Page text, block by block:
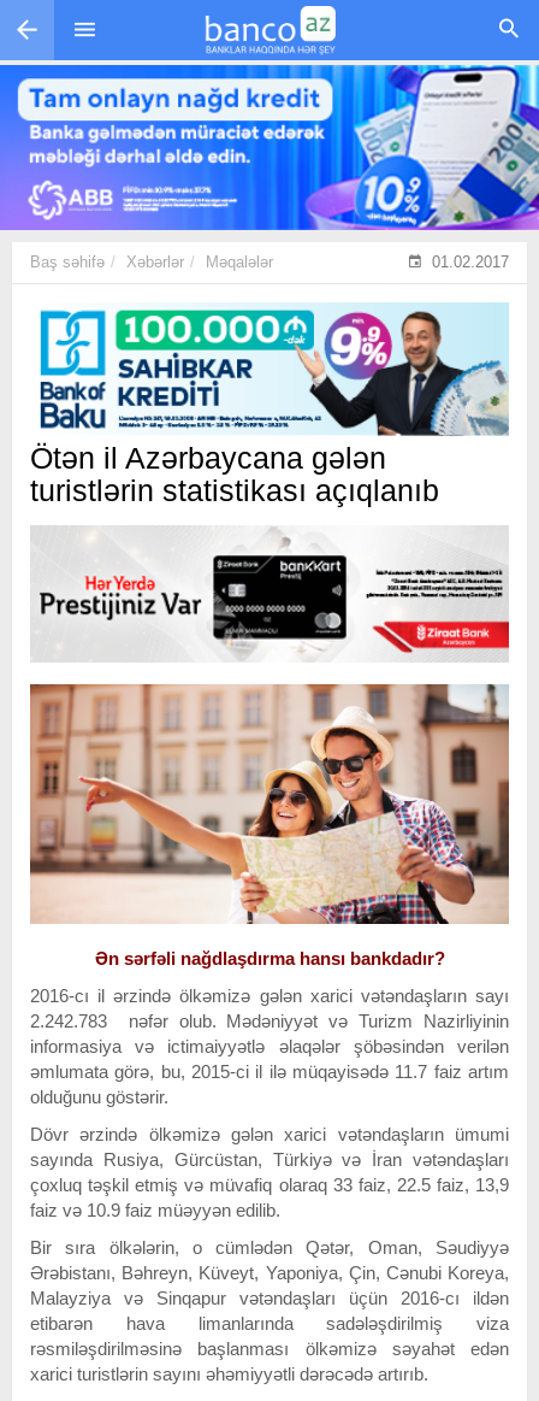
Skip to main content
Baş səhifə Xəbərlər Məqalələr 01.02.2017
Ötən il Azərbaycana gələn
turistlərin statistikası açıqlanıb
Ən sərfəli nağdlaşdırma hansı bankdadır?
2016-cı il ərzində ölkəmizə gələn xarici vətəndaşların sayı
2.242.783 nəfər olub. Mədəniyyət və Turizm Nazirliyinin
informasiya və ictimaiyyətlə əlaqələr şöbəsindən verilən
əmlumata görə, bu, 2015-ci il ilə müqayisədə 11.7 faiz artım
olduğunu göstərir.
Dövr ərzində ölkəmizə gələn xarici vətəndaşların ümumi
sayında Rusiya, Gürcüstan, Türkiyə və İran vətəndaşları
çoxluq təşkil etmiş və müvafiq olaraq 33 faiz, 22.5 faiz, 13,9
faiz və 10.9 faiz müəyyən edilib.
Bir sıra ölkələrin, o cümlədən Qətər, Oman, Səudiyyə
Ərəbistanı, Bəhreyn, Küveyt, Yaponiya, Çin, Cənubi Koreya,
Malayziya və Sinqapur vətəndaşları üçün 2016-cı ildən
etibarən hava limanlarında sadələşdirilmiş viza
rəsmiləşdirilməsinə başlanması ölkəmizə səyahət edən
xarici turistlərin sayını əhəmiyyətli dərəcədə artırıb.